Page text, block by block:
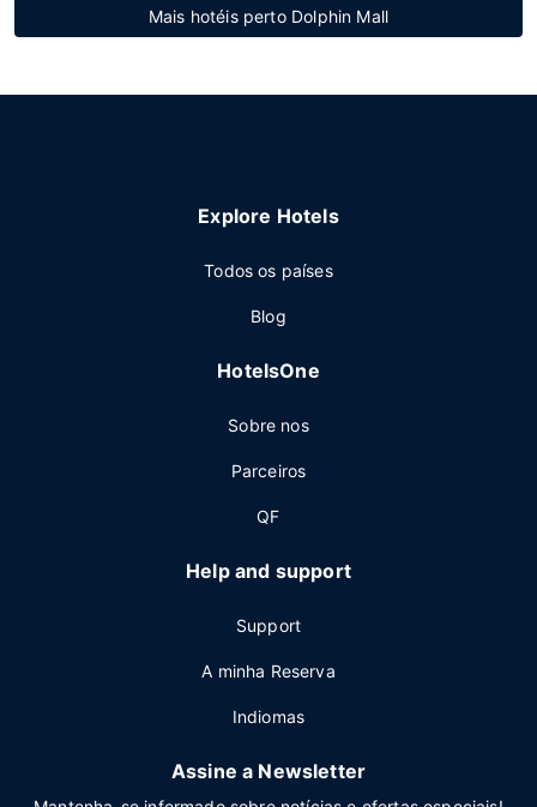
Mais hotéis perto Dolphin Mall
Explore Hotels
Todos os países
Blog
HotelsOne
Sobre nos
Parceiros
QF
Help and support
Support
A minha Reserva
Indiomas
Assine a Newsletter